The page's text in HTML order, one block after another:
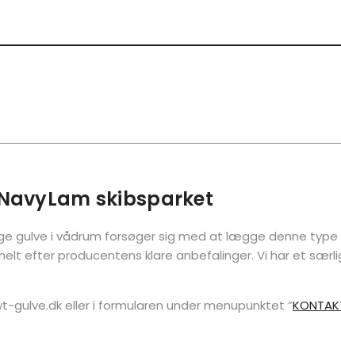
skibsparket
gulve i vådrum forsøger sig med at lægge denne type
efter producentens klare anbefalinger. Vi har et
eller i formularen under menupunktet ”